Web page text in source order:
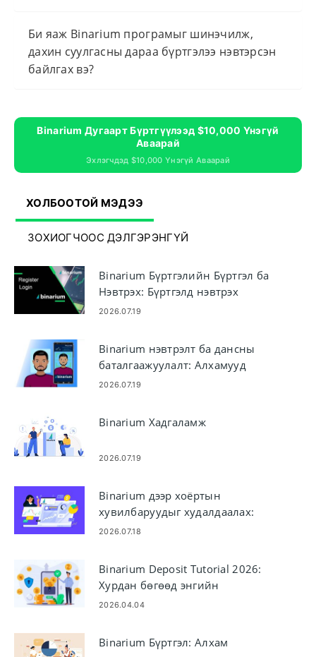
Би яаж Binarium програмыг шинэчилж,
дахин суулгасны дараа бүртгэлээ нэвтэрсэн
байлгах вэ?
Binarium Дугаарт Бүртгүүлээд $10,000 Үнэгүй
Аваарай
Эхлэгчдэд $10,000 Үнэгүй Аваарай
ХОЛБООТОЙ МЭДЭЭ
ЗОХИОГЧООС ДЭЛГЭРЭНГҮЙ
Binarium Бүртгэлийн Бүртгэл ба
Нэвтрэх: Бүртгэлд нэвтрэх
алхамууд
2026.07.19
Binarium нэвтрэлт ба дансны
баталгаажуулалт: Алхамууд
болон баримт бичигт хандах
2026.07.19
Binarium Хадгаламж
2026.07.19
Binarium дээр хоёртын
хувилбаруудыг худалдаалах:
Арилжаа байршуулах, график
2026.07.18
Binarium Deposit Tutorial 2026:
Хурдан бөгөөд энгийн
санхүүжилтийн үйл явц
2026.04.04
Binarium Бүртгэл: Алхам